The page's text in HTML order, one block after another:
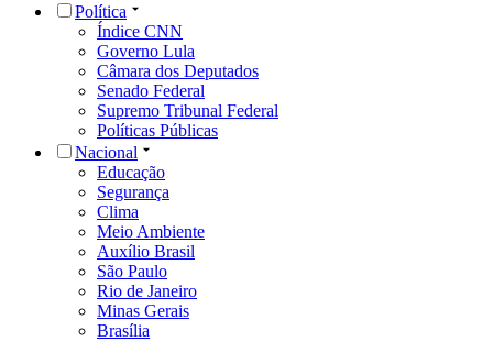
Política
Índice CNN
Governo Lula
Câmara dos Deputados
Senado Federal
Supremo Tribunal Federal
Políticas Públicas
Nacional
Educação
Segurança
Clima
Meio Ambiente
Auxílio Brasil
São Paulo
Rio de Janeiro
Minas Gerais
Brasília